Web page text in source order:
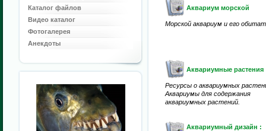
Каталог файлов
Видео каталог
Фотогалерея
Анекдоты
Аквариум морской
Морской аквариум и его
Аквариумные растения
Ресурсы о аквариумных
Аквариумы для содержания
аквариумных растений.
Аквариумный дизайн :